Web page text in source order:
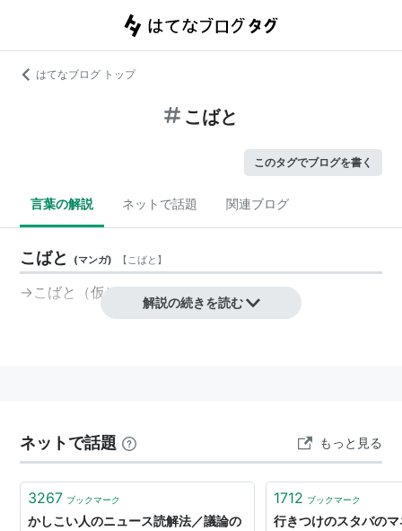
はてなブログ トップ
こばと
このタグでブログを書く
言葉の解説 ネットで話題 関連ブログ
こばと (マンガ) 【こばと 】
→こばと（仮）
解説の続きを読む
ネットで話題 もっと見る
3267 ブックマーク
かしこい人のニュース読解法／議論の
1712 ブックマーク
行きつけのスタバの